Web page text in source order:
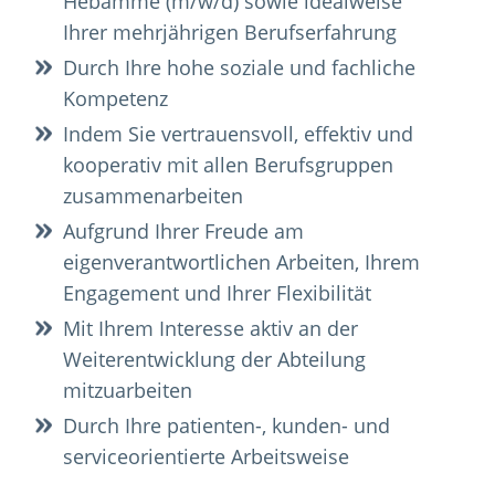
Ihrer mehrjährigen Berufserfahrung
Durch Ihre hohe soziale und fachliche
Kompetenz
Indem Sie vertrauensvoll, effektiv und
kooperativ mit allen Berufsgruppen
zusammenarbeiten
Aufgrund Ihrer Freude am
eigenverantwortlichen Arbeiten, Ihrem
Engagement und Ihrer Flexibilität
Mit Ihrem Interesse aktiv an der
Weiterentwicklung der Abteilung
mitzuarbeiten
Durch Ihre patienten-, kunden- und
serviceorientierte Arbeitsweise